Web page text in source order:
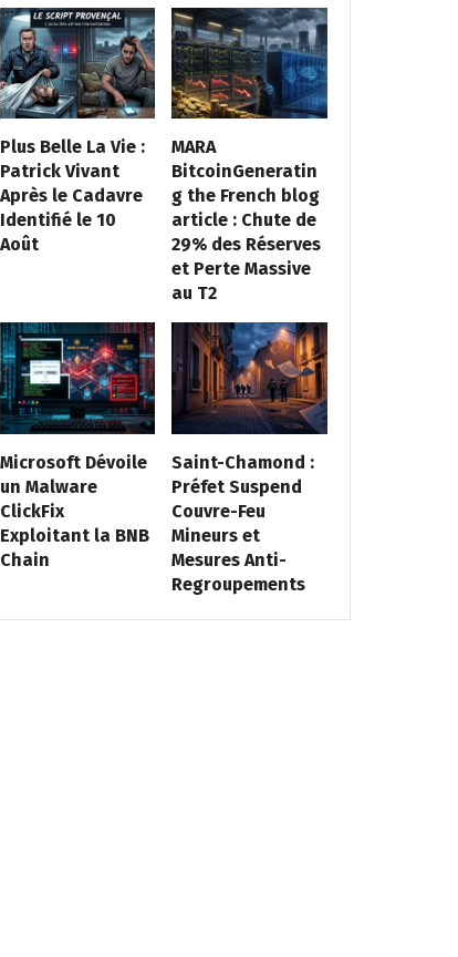
Plus Belle La Vie :
Patrick Vivant
Après le Cadavre
Identifié le 10
Août
MARA
BitcoinGeneratin
g the French blog
article : Chute de
29% des Réserves
et Perte Massive
au T2
Microsoft Dévoile
un Malware
ClickFix
Exploitant la BNB
Chain
Saint-Chamond :
Préfet Suspend
Couvre-Feu
Mineurs et
Mesures Anti-
Regroupements